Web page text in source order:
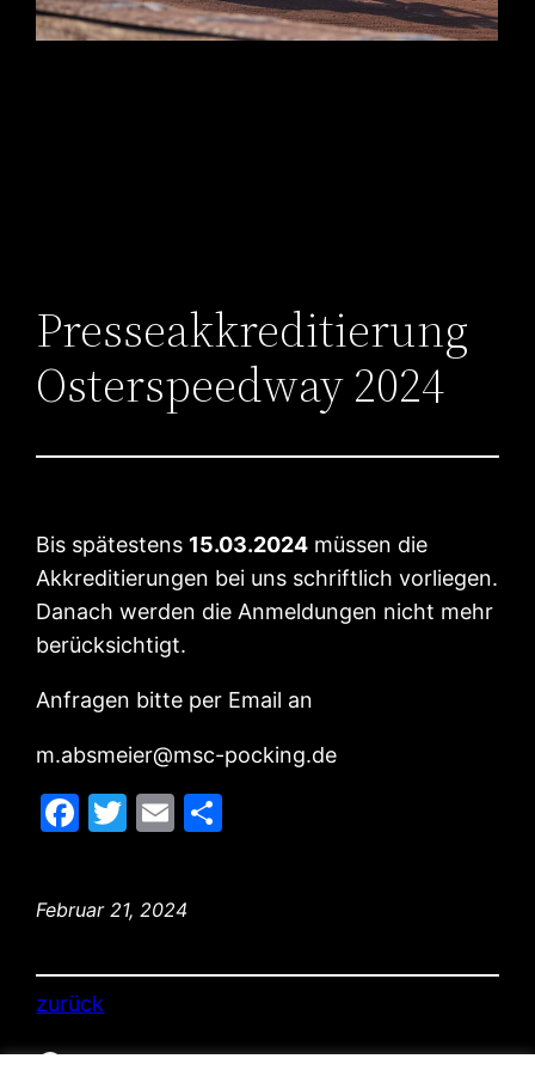
Presseakkreditierung
Osterspeedway 2024
Bis spätestens 15.03.2024 müssen die
Akkreditierungen bei uns schriftlich vorliegen.
Danach werden die Anmeldungen nicht mehr
berücksichtigt.
Anfragen bitte per Email an
m.absmeier@msc-pocking.de
Facebook
Twitter
Email
Februar 21, 2024
zurück
Facebook © MSC Pocking 2026